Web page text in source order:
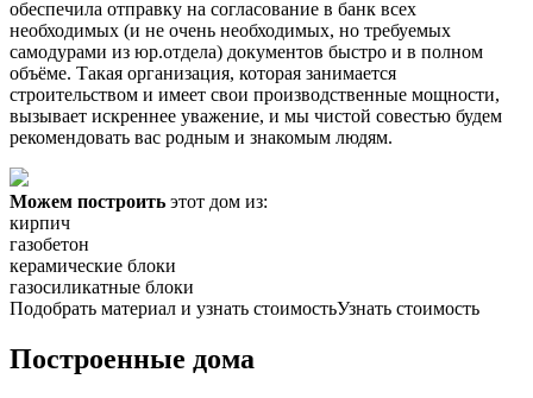
обеспечила отправку на согласование в банк всех
необходимых (и не очень необходимых, но требуемых
самодурами из юр.отдела) документов быстро и в полном
объёме. Такая организация, которая занимается
строительством и имеет свои производственные мощности,
вызывает искреннее уважение, и мы чистой совестью будем
рекомендовать вас родным и знакомым людям.
Можем построить этот дом из:
кирпич
газобетон
керамические блоки
газосиликатные блоки
Подобрать материал и узнать стоимостьУзнать стоимость
Построенные дома